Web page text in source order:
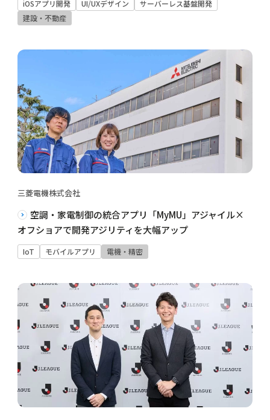
iOSアプリ開発
UI/UXデザイン
サーバーレス基盤開発
建設・不動産
三菱電機株式会社
空調・家電制御の統合アプリ「MyMU」アジャイル×
オフショアで開発アジリティを大幅アップ
IoT モバイルアプリ 電機・精密